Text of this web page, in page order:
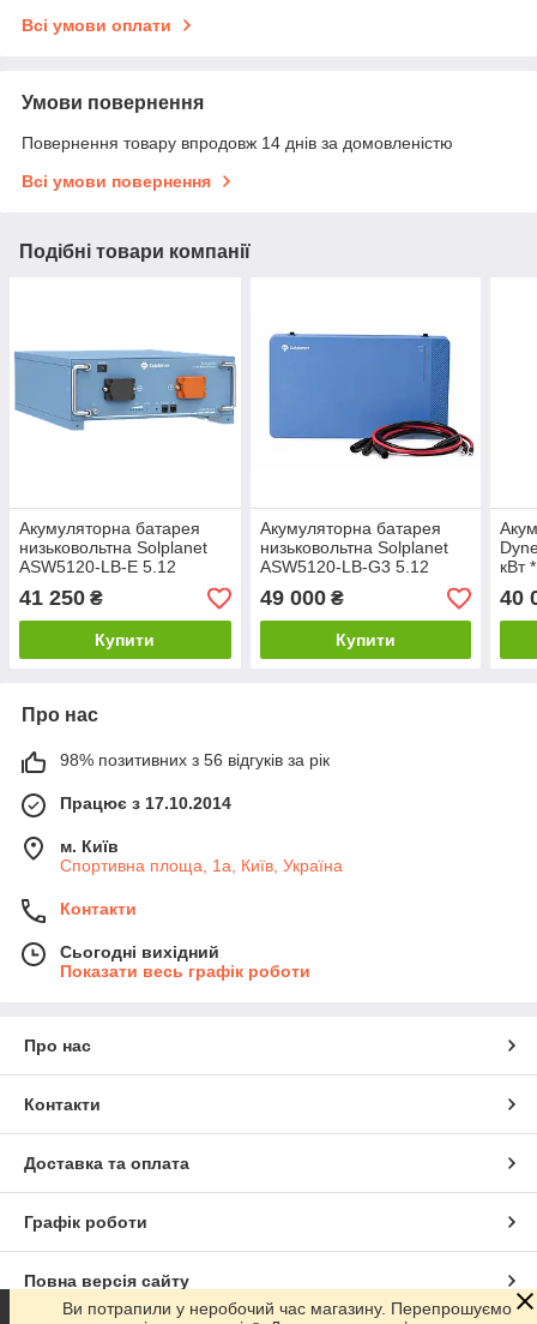
Всі умови оплати
Умови повернення
Повернення товару впродовж 14 днів за домовленістю
Всі умови повернення
Подібні товари компанії
Акумуляторна батарея
низьковольтна Solplanet
ASW5120-LB-E 5.12
кВт·год 51.2В 100Ah
LiFePO₄
41 250 ₴
Купити
Акумуляторна батарея
низьковольтна Solplanet
ASW5120-LB-G3 5.12
кВт·год (51.2В, LiFePO₄) з
кабелем для
паралельного з'єднання
49 000₴
Купити
кВт
40
Про нас
98% позитивних з 56 відгуків за рік
Працює з 17.10.2014
м. Київ
Спортивна площа, 1а, Київ, Україна
Контакти
Сьогодні вихідний
Показати весь графік роботи
Про нас
Контакти
Доставка та оплата
Графік роботи
Повна версія сайту
Ви потрапили у неробочий час магазину. Перепрошуємо